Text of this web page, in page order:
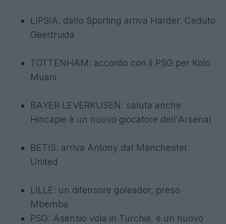
LIPSIA: dallo Sporting arriva Harder. Ceduto
Geertruida
TOTTENHAM: accordo con il PSG per Kolo
Muani
BAYER LEVERKUSEN: saluta anche
Hincapie è un nuovo giocatore dell'Arsenal
BETIS: arriva Antony dal Manchester
United
LILLE: un difensore goleador, preso
Mbemba
PSG: Asensio vola in Turchia, è un nuovo